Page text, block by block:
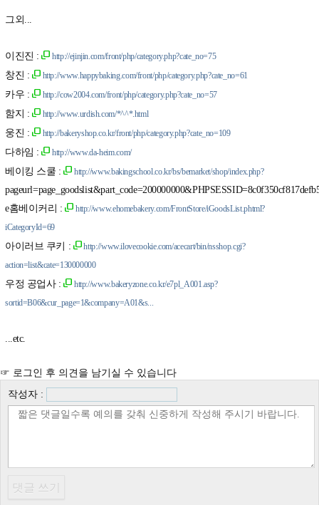
그외...
이진진 : http://ejinjin.com/front/php/category.php?cate_no=75
창진 : http://www.happybaking.com/front/php/category.php?cate_no=61
카우 : http://cow2004.com/front/php/category.php?cate_no=57
함지 : http://www.urdish.com/*^^*.html
웅진 : http://bakeryshop.co.kr/front/php/category.php?cate_no=109
다하임 : http://www.da-heim.com/
베이킹 스쿨 : http://www.bakingschool.co.kr/bs/bemarket/shop/index.php?
e홈베이커리 :
http://www.ehomebakery.com/FrontStore/iGoodsList.phtml?
iCategoryId=69
아이러브 쿠키 :
http://www.ilovecookie.com/acecart/bin/nsshop.cgi?
action=list&cate=130000000
우정 공업사 :
http://www.bakeryzone.co.kr/e7pl_A001.asp?
sortid=B06&cur_page=1&company=A01&s...
...etc.
☞ 로그인 후 의견을 남기실 수 있습니다
작성자 :